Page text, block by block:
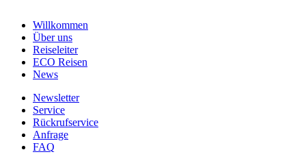
Willkommen
Über uns
Reiseleiter
ECO Reisen
News
Newsletter
Service
Rückrufservice
Anfrage
FAQ